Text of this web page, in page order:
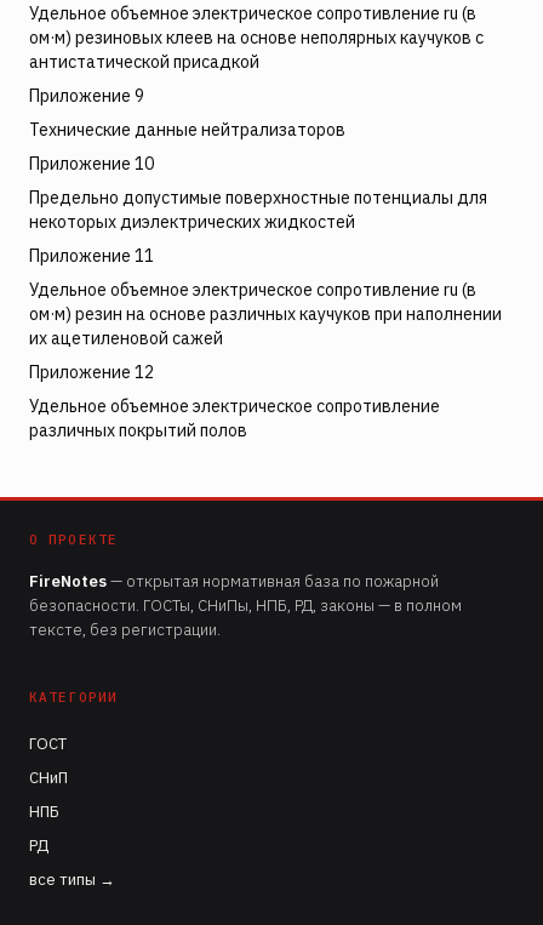
Удельное объемное электрическое сопротивление ru (в
ом·м) резиновых клеев на основе неполярных каучуков с
антистатической присадкой
Приложение 9
Технические данные нейтрализаторов
Приложение 10
Предельно допустимые поверхностные потенциалы для
некоторых диэлектрических жидкостей
Приложение 11
Удельное объемное электрическое сопротивление ru (в
ом·м) резин на основе различных каучуков при наполнении
их ацетиленовой сажей
Приложение 12
Удельное объемное электрическое сопротивление
различных покрытий полов
О ПРОЕКТЕ
FireNotes— открытая нормативная база по пожарной
безопасности. ГОСТы, СНиПы, НПБ, РД, законы — в полном
тексте, без регистрации.
КАТЕГОРИИ
ГОСТ
СНиП
НПБ
РД
все типы →